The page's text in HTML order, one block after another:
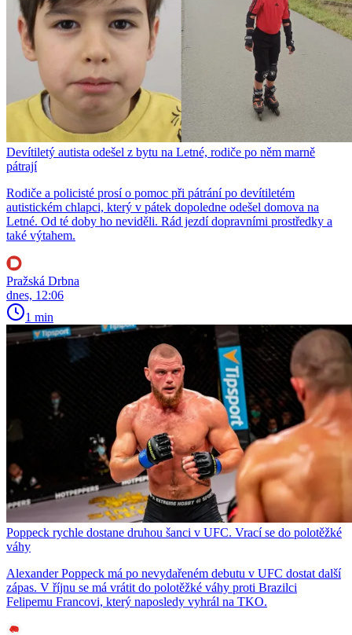
Devítiletý autista odešel z bytu na Letné, rodiče po něm marně
pátrají
Rodiče a policisté prosí o pomoc při pátrání po devítiletém
autistickém chlapci, který v pátek dopoledne odešel domova na
Letné. Od té doby ho neviděli. Rád jezdí dopravními prostředky a
také výtahem.
Pražská Drbna
dnes, 12:06
1 min
Poppeck rychle dostane druhou šanci v UFC. Vrací se do polotěžké
váhy
Alexander Poppeck má po nevydařeném debutu v UFC dostat další
zápas. V říjnu se má vrátit do polotěžké váhy proti Brazilci
Felipemu Francovi, který naposledy vyhrál na TKO.